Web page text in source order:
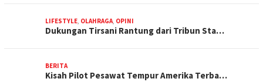
LIFESTYLE, OLAHRAGA, OPINI
Dukungan Tirsani Rantung dari Tribun Sta…
BERITA
Kisah Pilot Pesawat Tempur Amerika Terba…